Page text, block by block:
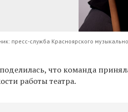
пресс-служба Красноярского
что команда
работы театра.